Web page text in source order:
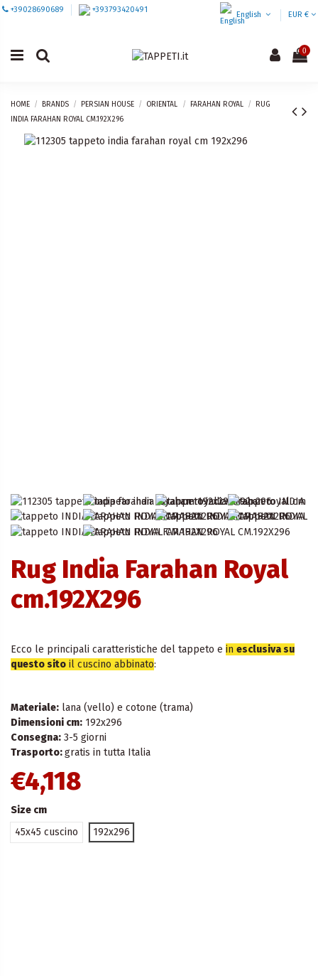
+39028690689 +393793420491
English EUR €
0
HOME BRANDS PERSIAN HOUSE ORIENTAL FARAHAN ROYAL
RUG
INDIA FARAHAN ROYAL CM.192X296
Rug India Farahan Royal
cm.192X296
Ecco le principali caratteristiche del tappeto e in esclusiva su
questo sito il cuscino abbinato:
Materiale: lana (vello) e cotone (trama)
Dimensioni cm: 192x296
Consegna: 3-5 giorni
Trasporto:gratis in tutta Italia
€4,118
Size cm
45x45 cuscino
192x296